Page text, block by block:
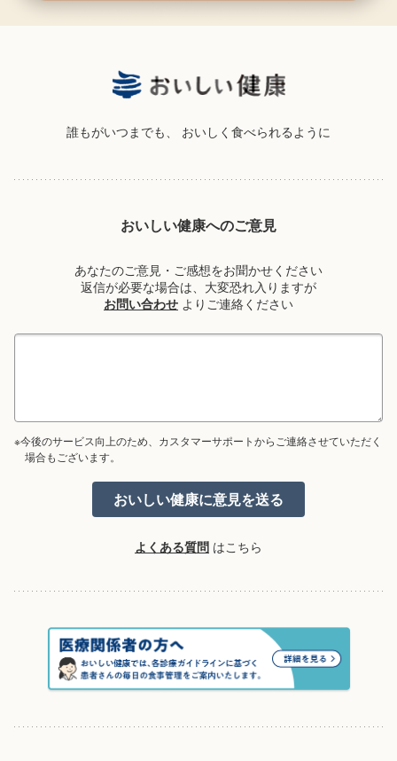
誰もがいつまでも、 おいしく食べられるように
おいしい健康へのご意見
あなたのご意見・ご感想をお聞かせください
返信が必要な場合は、大変恐れ入りますが
お問い合わせ よりご連絡ください
※今後のサービス向上のため、カスタマーサポートからご連絡させていただく
場合もございます。
よくある質問 はこちら